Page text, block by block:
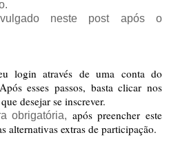
neste post após o
login através de uma conta do
esses passos, basta clicar nos
desejar se inscrever.
obrigatória, após preencher este
alternativas extras de participação.